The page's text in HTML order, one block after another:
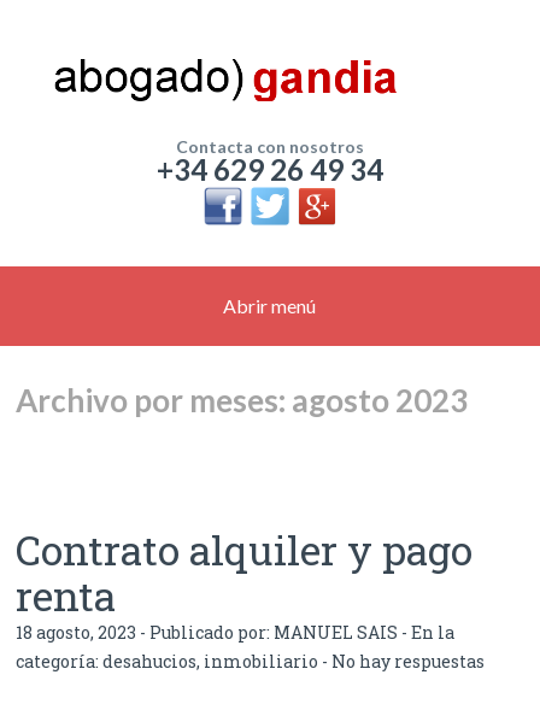
Contacta con nosotros
+34 629 26 49 34
Abrir menú
Archivo por meses: agosto 2023
Contrato alquiler y pago
renta
18 agosto, 2023 - Publicado por: MANUEL SAIS - En la
categoría:desahucios, inmobiliario - No hay respuestas